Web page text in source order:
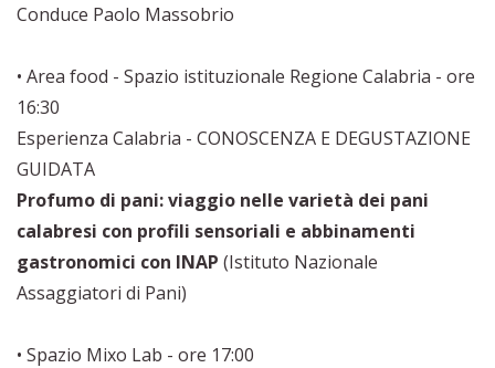
Conduce Paolo Massobrio
• Area food - Spazio istituzionale Regione Calabria - ore
16:30
Esperienza Calabria - CONOSCENZA E DEGUSTAZIONE
GUIDATA
Profumo di pani: viaggio nelle varietà dei pani
calabresi con profili sensoriali e abbinamenti
gastronomici con INAP (Istituto Nazionale
Assaggiatori di Pani)
• Spazio Mixo Lab - ore 17:00